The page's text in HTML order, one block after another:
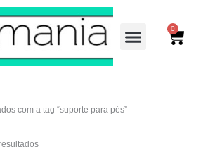
0
Cart
com a tag “suporte para pés”
Classificado
por
popularidade